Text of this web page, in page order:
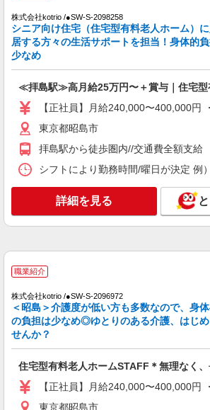
キープ
派遣社員
株式会社kotrio /●TC-H-1992874
＊資格支援あり
時給1600円〜2250円
キープ
株式会社kotrio /●TC-H-1992672
昭島市 最寄り駅：昭島
キープ
株式会社kotrio /●SW-S-2098423
≪拝島駅≫高月給24万〜/
株式会社kotrio /●SW-S-2098258
シニア向け住宅（住宅型有料老人ホーム）に
居する方々の生活サポートを担当！身体的
少なめ
≪拝島駅≫高月給25万円〜＋賞与｜住宅型
【正社員】月給240,000〜400,000
東京都昭島市
拝島駅から徒歩圏内//交通費全額支給
シフトにより勤務時間/曜日が決定
詳細を見る
職業紹介
株式会社kotrio /●SW-S-2096972
＜昭島＞介護度が低い方も多数なので、身
の負担は少なめ◎ゆとりのある介護、はじめ
せんか？
住宅型有料老人ホームSTAFF＊無理なく、
【正社員】月給240,000〜400,000
東京都昭島市